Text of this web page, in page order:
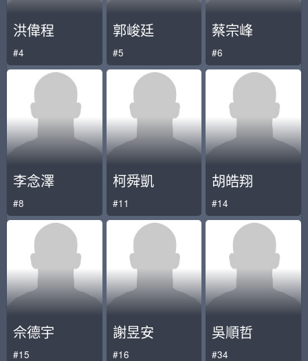
洪偉程
#4
郭峻廷
#5
蔡宗峰
#6
李念澤
#8
柯舜凱
#11
胡皓翔
#14
佘德宇
#15
謝昱安
#16
吳順哲
#34